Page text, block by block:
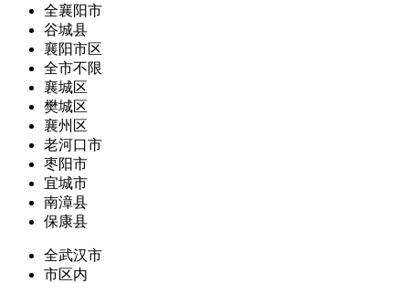
全襄阳市
谷城县
襄阳市区
全市不限
襄城区
樊城区
襄州区
老河口市
枣阳市
宜城市
南漳县
保康县
全武汉市
市区内